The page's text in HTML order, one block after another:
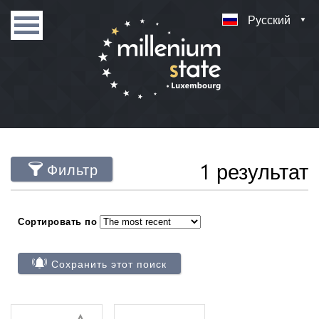
Русский
Фильтр 1 результат
Сортировать по
Сохранить этот поиск